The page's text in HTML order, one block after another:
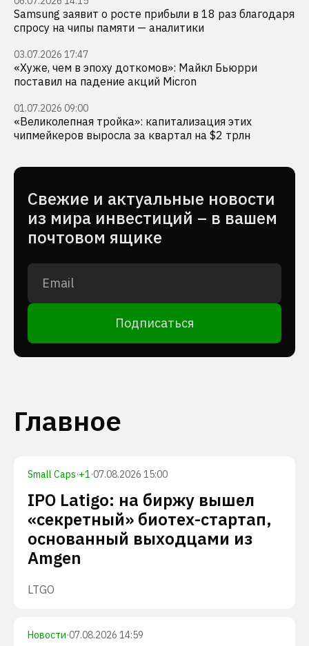
Samsung заявит о росте прибыли в 18 раз благодаря
спросу на чипы памяти — аналитики
03.07.2026 17:47
«Хуже, чем в эпоху доткомов»: Майкл Бьюрри
поставил на падение акций Micron
01.07.2026 09:00
«Великолепная тройка»: капитализация этих
чипмейкеров выросла за квартал на $2 трлн
Cвежие и актуальные новости
из мира инвестиций – в вашем
почтовом ящике
Подписаться
Главное
Small Caps·+1·07.08.2026 15:00
IPO Latigo: на биржу вышел
«секретный» биотех-стартап,
основанный выходцами из
Amgen
LTGO
Новости·07.08.2026 14:59